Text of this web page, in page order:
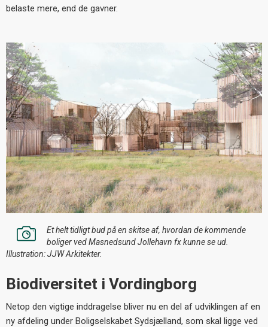
belaste mere, end de gavner.
Et helt tidligt bud på en skitse af, hvordan de kommende
boliger ved Masnedsund Jollehavn fx kunne se ud.
Illustration: JJW Arkitekter.
Biodiversitet i Vordingborg
Netop den vigtige inddragelse bliver nu en del af udviklingen af en
ny afdeling under Boligselskabet Sydsjælland, som skal ligge ved